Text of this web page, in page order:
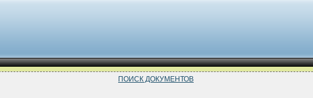
ПОИСК ДОКУМЕНТОВ